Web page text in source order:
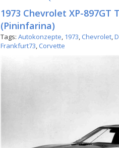
1973 Chevrolet XP-897GT
(Pininfarina)
Tags: Autokonzepte, 1973, Chevrolet,
Frankfurt73, Corvette